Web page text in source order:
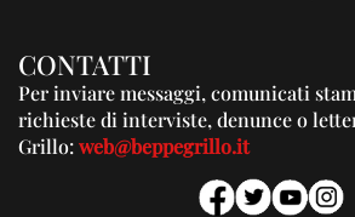
CONTATTI
Per inviare messaggi, comunicati
richieste di interviste, denunce o
Grillo:web@beppegrillo.it